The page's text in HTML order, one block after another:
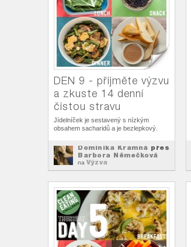
DEN 9 - přijměte výzvu
a zkuste 14 denní
čistou stravu
Jídelníček je sestavený s nízkým
obsahem sacharidů a je bezlepkový.
Dominika Kramná přes
Barbora Němečková
na Výzva